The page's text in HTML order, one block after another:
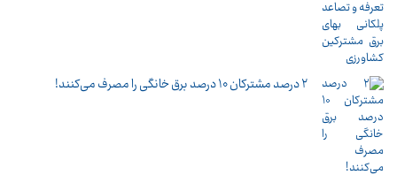
۲ درصد مشترکان ۱۰ درصد برق خانگی را مصرف می‌کنند!